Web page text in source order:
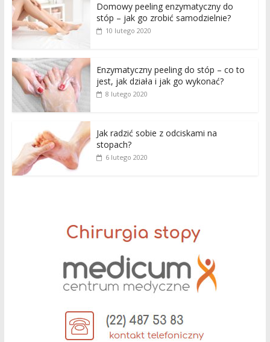
Domowy peeling enzymatyczny do
stóp – jak go zrobić samodzielnie?
10 lutego 2020
Enzymatyczny peeling do stóp – co to
jest, jak działa i jak go wykonać?
8 lutego 2020
Jak radzić sobie z odciskami na
stopach?
6 lutego 2020